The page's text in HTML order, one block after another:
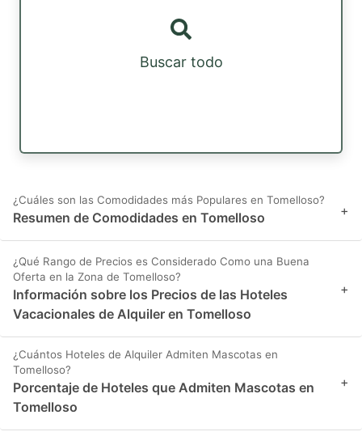
Buscar todo
¿Cuáles son las Comodidades más Populares en Tomelloso?
Resumen de Comodidades en Tomelloso +
¿Qué Rango de Precios es Considerado Como una Buena
Oferta en la Zona de Tomelloso?
Información sobre los Precios de las Hoteles
Vacacionales de Alquiler en Tomelloso
+
¿Cuántos Hoteles de Alquiler Admiten Mascotas en
Tomelloso?
Porcentaje de Hoteles que Admiten Mascotas en
Tomelloso
+